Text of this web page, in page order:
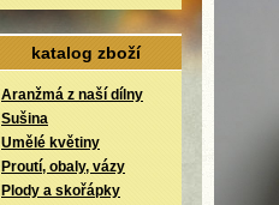
katalog zboží
Aranžmá z naší dílny
Sušina
Umělé květiny
Proutí, obaly, vázy
Plody a skořápky